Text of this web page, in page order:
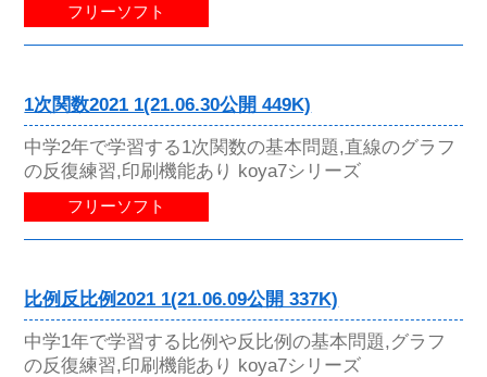
フリーソフト
1次関数2021 1(21.06.30公開 449K)
中学2年で学習する1次関数の基本問題,直線のグラフ
の反復練習,印刷機能あり koya7シリーズ
フリーソフト
比例反比例2021 1(21.06.09公開 337K)
中学1年で学習する比例や反比例の基本問題,グラフ
の反復練習,印刷機能あり koya7シリーズ